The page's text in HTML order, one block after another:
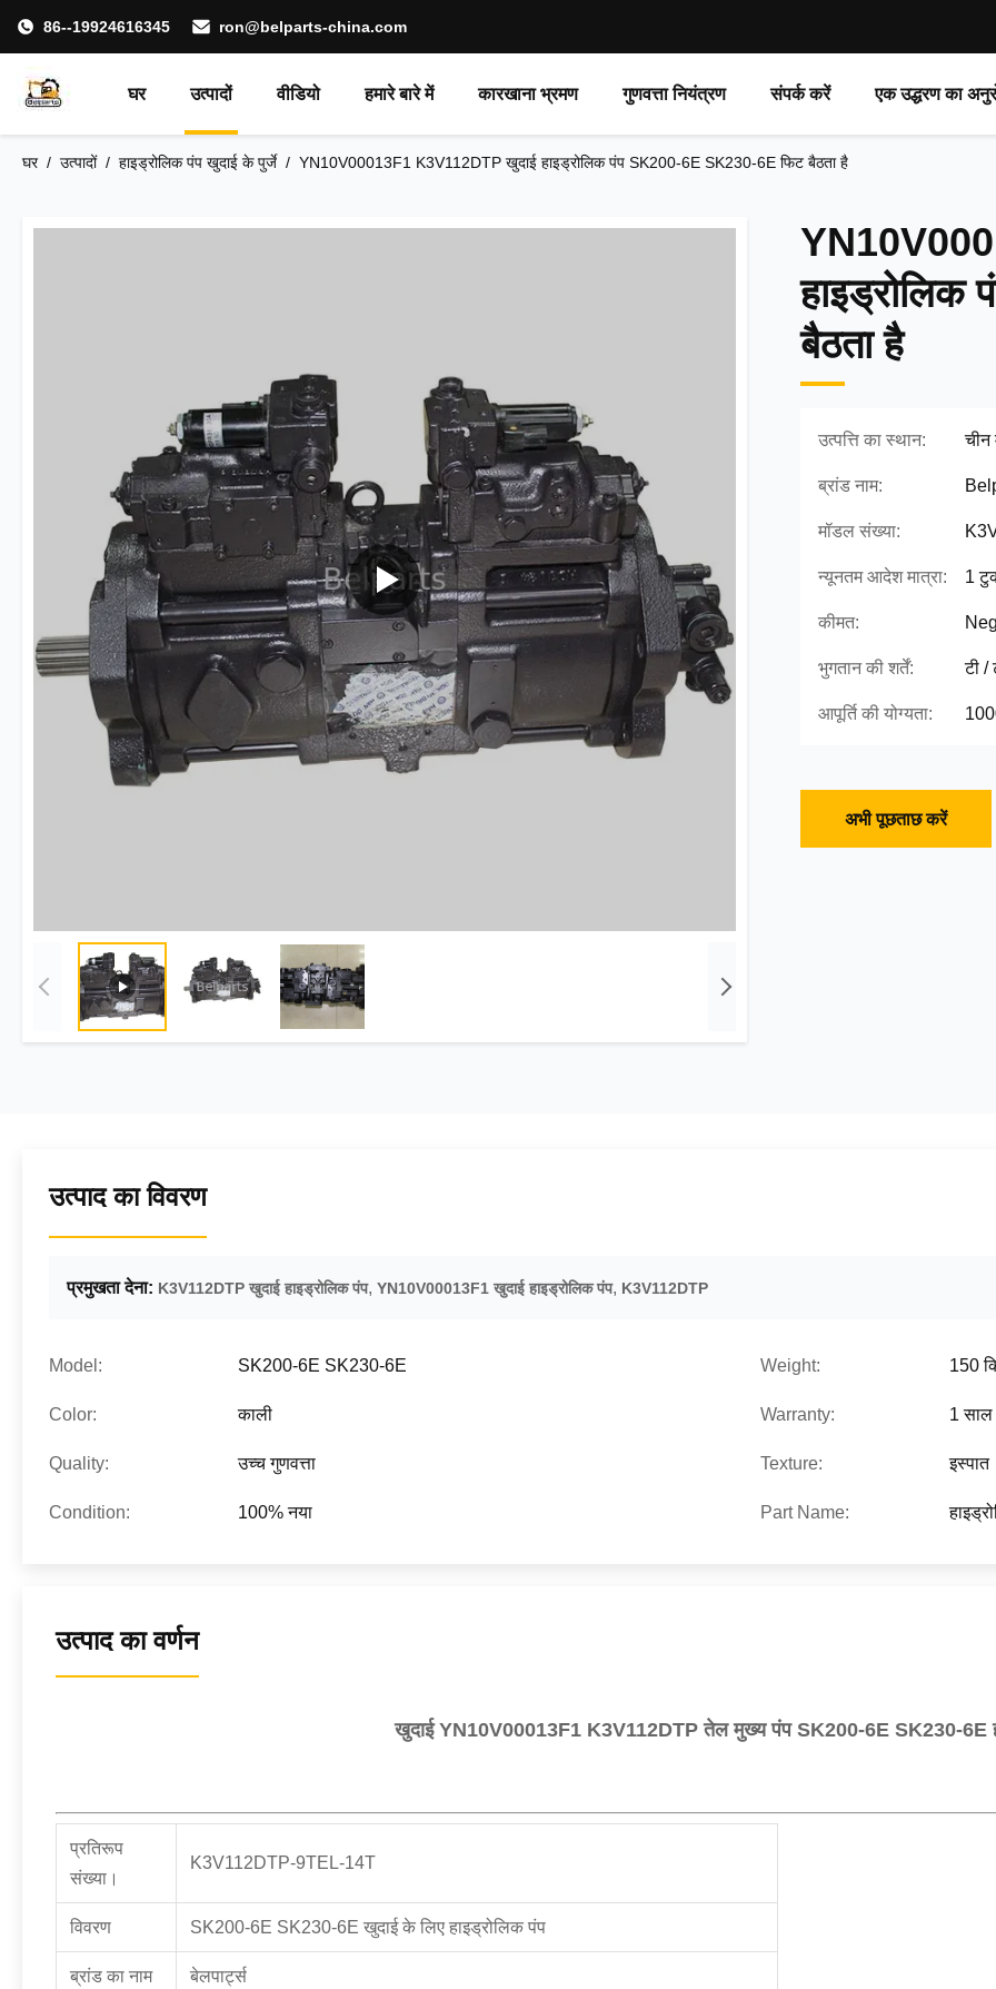
86--19924616345 ron@belparts-china.com
घर उत्पादों वीडियो हमारे बारे में कारखाना भ्रमण गुणवत्ता नियंत्रण संपर्क करें एक उद्धरण का
घर/ उत्पादों/ हाइड्रोलिक पंप खुदाई के पुर्जे / YN10V00013F1 K3V112DTP खुदाई हाइड्रोलिक पंप SK200-6E SK230-6E फिट बैठता है
बैठता है
उत्पत्ति का स्थान: चीन
ब्रांड नाम:
मॉडल संख्या:
न्यूनतम आदेश मात्रा: 1
कीमत:
भुगतान की शर्तें: टी /
आपूर्ति की योग्यता:
अभी पूछताछ करें
उत्पाद का विवरण
प्रमुखता देना: K3V112DTP खुदाई हाइड्रोलिक पंप, YN10V00013F1 खुदाई हाइड्रोलिक पंप, K3V112DTP
Model: SK200-6E SK230-6E Weight: 150
Color: काली Warranty: 1 साल
Quality: उच्च गुणवत्ता Texture: इस्पात
Condition: 100% नया Part Name:
उत्पाद का वर्णन
खुदाई YN10V00013F1 K3V112DTP तेल मुख्य पंप SK200-6E SK230-6E
प्रतिरूप
संख्या।
K3V112DTP-9TEL-14T
विवरण SK200-6E SK230-6E खुदाई के लिए हाइड्रोलिक पंप
ब्रांड का नाम बेलपार्ट्स